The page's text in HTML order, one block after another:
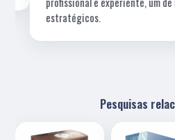
estratégicos.
Pesquisas